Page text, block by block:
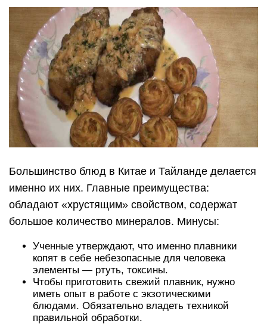
Большинство блюд в Китае и Тайланде делается
именно их них. Главные преимущества:
обладают «хрустящим» свойством, содержат
большое количество минералов. Минусы:
Ученные утверждают, что именно плавники
копят в себе небезопасные для человека
элементы — ртуть, токсины.
Чтобы приготовить свежий плавник, нужно
иметь опыт в работе с экзотическими
блюдами. Обязательно владеть техникой
правильной обработки.